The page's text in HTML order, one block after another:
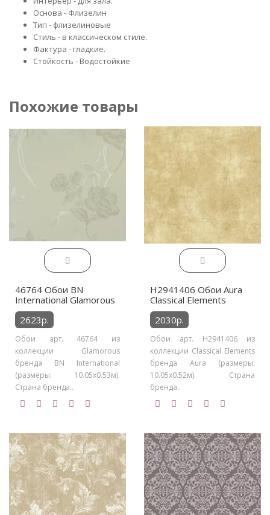
Основа - Флизелин
Тип - флизелиновые
Стиль - в классическом стиле.
Фактура - гладкие.
Стойкость - Водостойкие
Похожие товары
46764 Обои BN
International Glamorous
2623р.
Обои арт. 46764 из
коллекции Glamorous
бренда BN International
(размеры: 10.05х0.53м).
Страна бренда..
H2941406 Обои Aura
Classical Elements
2030р.
Обои арт. H2941406 из
коллекции Classical Elements
бренда Aura (размеры:
10.05х0.52м). Страна
бренда..